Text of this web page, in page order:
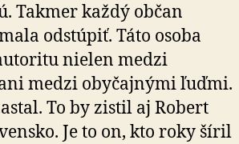
Takmer každý občan
odstúpiť. Táto osoba
nie­len medzi
medzi oby­čaj­ný­mi ľuďmi.
To by zistil aj Robert
Je to on, kto roky šíril